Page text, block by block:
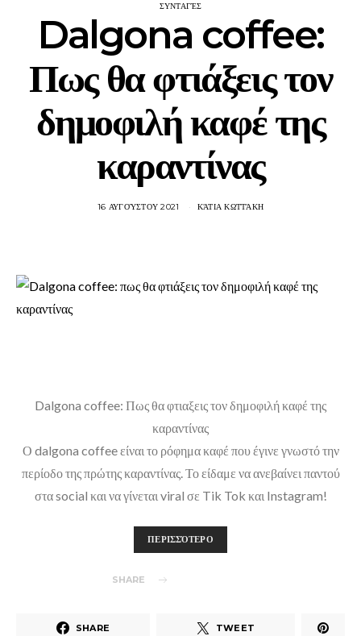
ΣΥΝΤΑΓΈΣ
Dalgona coffee:
Πως θα φτιάξεις τον
δημοφιλή καφέ της
καραντίνας
16 ΑΥΓΟΎΣΤΟΥ 2021 ΚΆΤΙΑ ΚΩΤΤΆΚΗ
Dalgona coffee: Πως θα φτιαξεις τον δημοφιλή καφέ της
καραντίνας
Ο dalgona coffee είναι το ρόφημα καφέ που έγινε γνωστό την
περίοδο της πρώτης καραντίνας. Το είδαμε να ανεβαίνει παντού
στα social και να γίνεται viral σε Tik Tok και Instagram!
ΠΕΡΙΣΣΌΤΕΡΟ
SHARE
SHARE TWEET